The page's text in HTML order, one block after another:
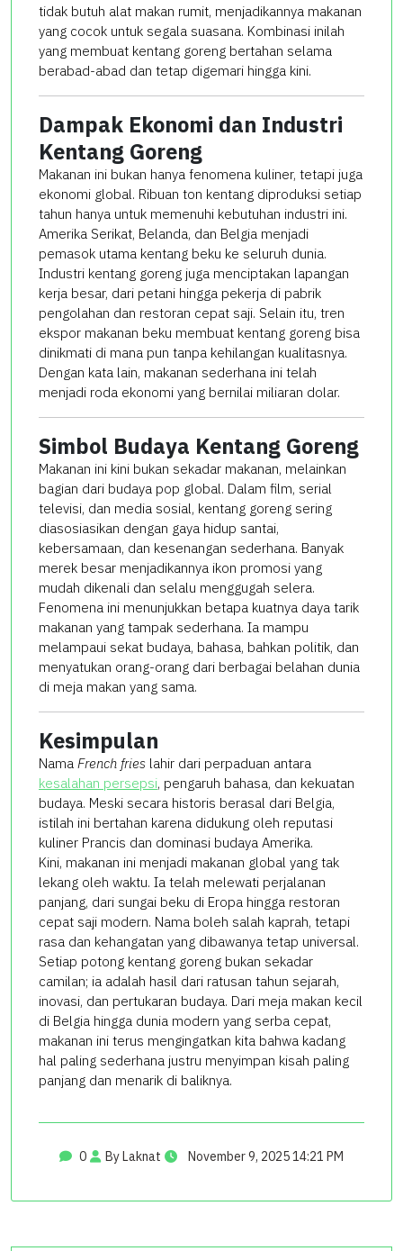
tidak butuh alat makan rumit, menjadikannya makanan
yang cocok untuk segala suasana. Kombinasi inilah
yang membuat kentang goreng bertahan selama
berabad-abad dan tetap digemari hingga kini.
Dampak Ekonomi dan Industri
Kentang Goreng
Makanan ini bukan hanya fenomena kuliner, tetapi juga
ekonomi global. Ribuan ton kentang diproduksi setiap
tahun hanya untuk memenuhi kebutuhan industri ini.
Amerika Serikat, Belanda, dan Belgia menjadi
pemasok utama kentang beku ke seluruh dunia.
Industri kentang goreng juga menciptakan lapangan
kerja besar, dari petani hingga pekerja di pabrik
pengolahan dan restoran cepat saji. Selain itu, tren
ekspor makanan beku membuat kentang goreng bisa
dinikmati di mana pun tanpa kehilangan kualitasnya.
Dengan kata lain, makanan sederhana ini telah
menjadi roda ekonomi yang bernilai miliaran dolar.
Simbol Budaya Kentang Goreng
Makanan ini kini bukan sekadar makanan, melainkan
bagian dari budaya pop global. Dalam film, serial
televisi, dan media sosial, kentang goreng sering
diasosiasikan dengan gaya hidup santai,
kebersamaan, dan kesenangan sederhana. Banyak
merek besar menjadikannya ikon promosi yang
mudah dikenali dan selalu menggugah selera.
Fenomena ini menunjukkan betapa kuatnya daya tarik
makanan yang tampak sederhana. Ia mampu
melampaui sekat budaya, bahasa, bahkan politik, dan
menyatukan orang-orang dari berbagai belahan dunia
di meja makan yang sama.
Kesimpulan
Nama French fries lahir dari perpaduan antara
kesalahan persepsi, pengaruh bahasa, dan kekuatan
budaya. Meski secara historis berasal dari Belgia,
istilah ini bertahan karena didukung oleh reputasi
kuliner Prancis dan dominasi budaya Amerika.
Kini, makanan ini menjadi makanan global yang tak
lekang oleh waktu. Ia telah melewati perjalanan
panjang, dari sungai beku di Eropa hingga restoran
cepat saji modern. Nama boleh salah kaprah, tetapi
rasa dan kehangatan yang dibawanya tetap universal.
Setiap potong kentang goreng bukan sekadar
camilan; ia adalah hasil dari ratusan tahun sejarah,
inovasi, dan pertukaran budaya. Dari meja makan kecil
di Belgia hingga dunia modern yang serba cepat,
makanan ini terus mengingatkan kita bahwa kadang
hal paling sederhana justru menyimpan kisah paling
panjang dan menarik di baliknya.
0 By Laknat November 9, 2025 14:21 PM